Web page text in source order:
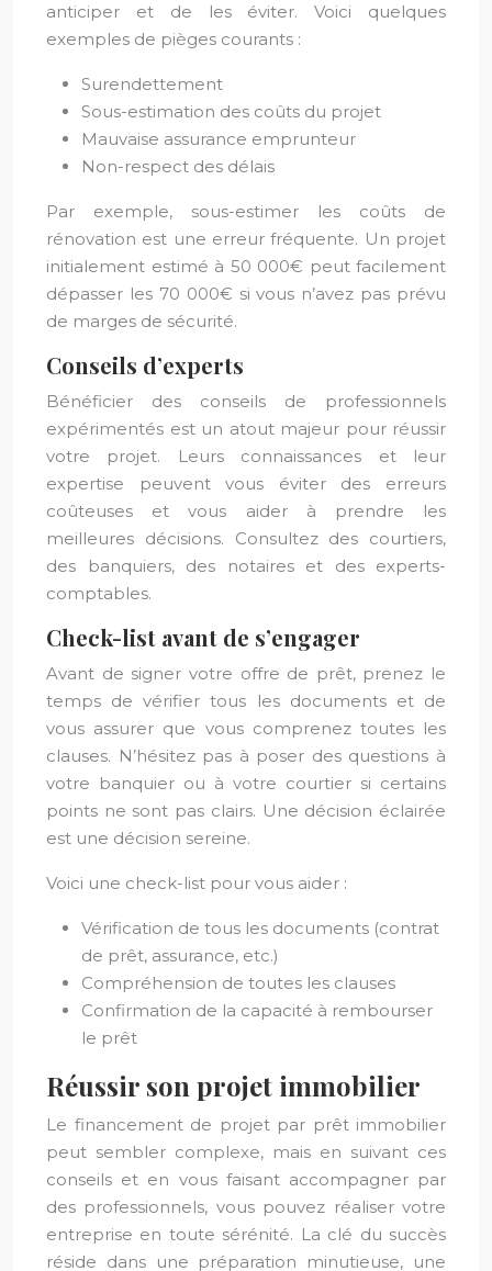
anticiper et de les éviter. Voici quelques
exemples de pièges courants :
Surendettement
Sous-estimation des coûts du projet
Mauvaise assurance emprunteur
Non-respect des délais
Par exemple, sous-estimer les coûts de
rénovation est une erreur fréquente. Un projet
initialement estimé à 50 000€ peut facilement
dépasser les 70 000€ si vous n’avez pas prévu
de marges de sécurité.
Conseils d’experts
Bénéficier des conseils de professionnels
expérimentés est un atout majeur pour réussir
votre projet. Leurs connaissances et leur
expertise peuvent vous éviter des erreurs
coûteuses et vous aider à prendre les
meilleures décisions. Consultez des courtiers,
des banquiers, des notaires et des experts-
comptables.
Check-list avant de s’engager
Avant de signer votre offre de prêt, prenez le
temps de vérifier tous les documents et de
vous assurer que vous comprenez toutes les
clauses. N’hésitez pas à poser des questions à
votre banquier ou à votre courtier si certains
points ne sont pas clairs. Une décision éclairée
est une décision sereine.
Voici une check-list pour vous aider :
Vérification de tous les documents (contrat
de prêt, assurance, etc.)
Compréhension de toutes les clauses
Confirmation de la capacité à rembourser
le prêt
Réussir son projet immobilier
Le financement de projet par prêt immobilier
peut sembler complexe, mais en suivant ces
conseils et en vous faisant accompagner par
des professionnels, vous pouvez réaliser votre
entreprise en toute sérénité. La clé du succès
réside dans une préparation minutieuse, une